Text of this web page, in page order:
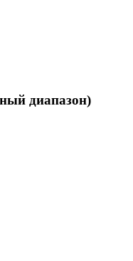
диапазон)